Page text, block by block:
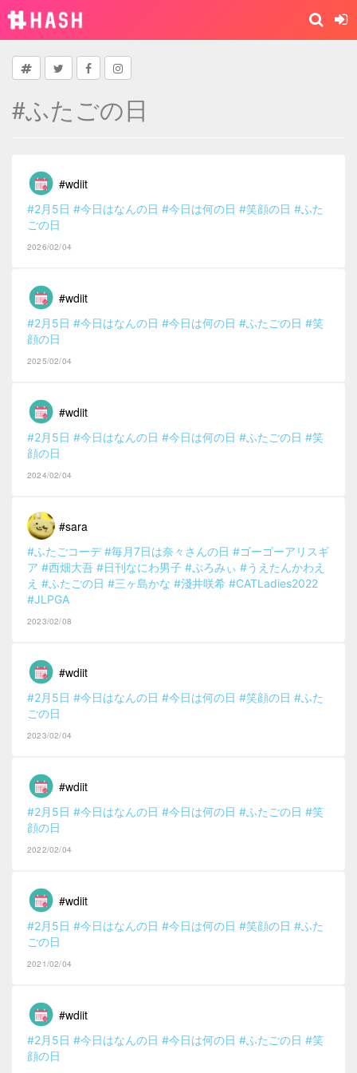
#ふたごの日
#wdiit
#2月5日 #今日はなんの日 #今日は何の日 #笑顔の日 #ふた
ごの日
2026/02/04
#wdiit
#2月5日 #今日はなんの日 #今日は何の日 #ふたごの日 #笑
顔の日
2025/02/04
#wdiit
#2月5日 #今日はなんの日 #今日は何の日 #ふたごの日 #笑
顔の日
2024/02/04
#sara
#ふたごコーデ #毎月7日は奈々さんの日 #ゴーゴーアリスギ
ア #西畑大吾 #日刊なにわ男子 #ぷろみぃ #うえたんかわえ
え #ふたごの日 #三ヶ島かな #淺井咲希 #CATLadies2022
#JLPGA
2023/02/08
#wdiit
#2月5日 #今日はなんの日 #今日は何の日 #笑顔の日 #ふた
ごの日
2023/02/04
#wdiit
#2月5日 #今日はなんの日 #今日は何の日 #ふたごの日 #笑
顔の日
2022/02/04
#wdiit
#2月5日 #今日はなんの日 #今日は何の日 #笑顔の日 #ふた
ごの日
2021/02/04
#wdiit
#2月5日 #今日はなんの日 #今日は何の日 #ふたごの日 #笑
顔の日